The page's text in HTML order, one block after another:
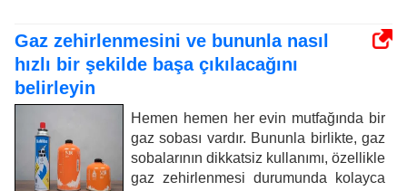
Gaz zehirlenmesini ve bununla nasıl
hızlı bir şekilde başa çıkılacağını
belirleyin
Hemen hemen her evin mutfağında bir
gaz sobası vardır. Bununla birlikte, gaz
sobalarının dikkatsiz kullanımı, özellikle
gaz zehirlenmesi durumunda kolayca